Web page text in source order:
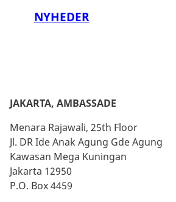
NYHEDER
JAKARTA, AMBASSADE
Menara Rajawali, 25th Floor
Jl. DR Ide Anak Agung Gde Agung
Kawasan Mega Kuningan
Jakarta 12950
P.O. Box 4459